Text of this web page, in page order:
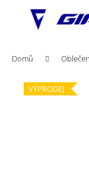
Domů
VÝPRODEJ
obchodu
obchodu